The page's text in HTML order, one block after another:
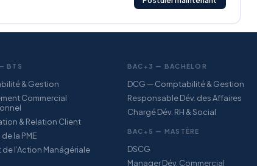
BTS
& Gestion
Commercial
& Relation Client
la PME
l’Action Manágériale
BAC+3 — BACHELOR
DCG — Comptabilité & Gestion
Responsable Dév. des Affaires
Chargé Dév. RH & Social
BAC+5 — MASTÈRE
DSCG
Manager Dév. Commercial